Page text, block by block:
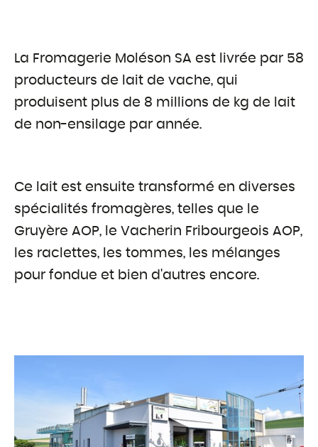
La Fromagerie Moléson SA est livrée par 58
producteurs de lait de vache, qui
produisent plus de 8 millions de kg de lait
de non-ensilage par année.
Ce lait est ensuite transformé en diverses
spécialités fromagères, telles que le
Gruyère AOP, le Vacherin Fribourgeois AOP,
les raclettes, les tommes, les mélanges
pour fondue et bien d'autres encore.